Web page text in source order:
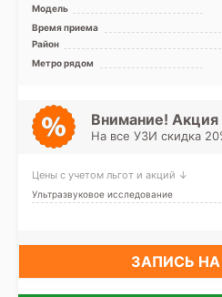
Модель
Время приема
Район
Метро рядом
Внимание! Акция
На все УЗИ скидка
Цены с учетом льгот и акций ↓
Ультразвуковое исследование
ЗАПИСЬ